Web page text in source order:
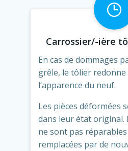
Carrossier/-ière
En cas de dommages
grêle, le tôlier
l‘apparence du neuf.
Les pièces déformées
dans leur état original.
ne sont pas
remplacées par de